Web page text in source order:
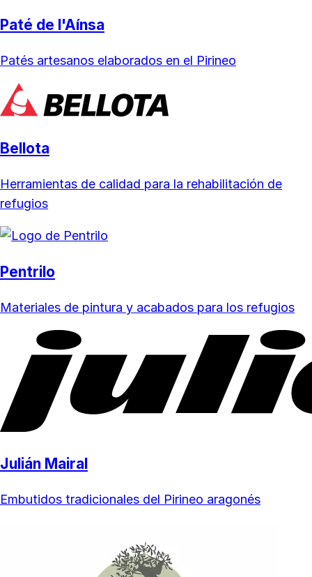
Paté de l'Aínsa
Patés artesanos elaborados en el Pirineo
Bellota
Herramientas de calidad para la rehabilitación de
refugios
Pentrilo
Materiales de pintura y acabados para los refugios
Julián Mairal
Embutidos tradicionales del Pirineo aragonés